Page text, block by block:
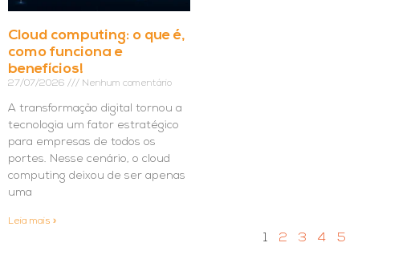
Cloud computing: o que é,
como funciona e
benefícios!
27/07/2026 Nenhum comentário
A transformação digital tornou a
tecnologia um fator estratégico
para empresas de todos os
portes. Nesse cenário, o cloud
computing deixou de ser apenas
uma
Leia mais »
1 2 3 4 5